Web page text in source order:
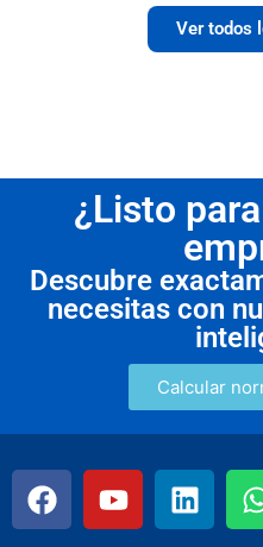
Ver todos
¿Listo
Descubre
necesitas con
Calcular